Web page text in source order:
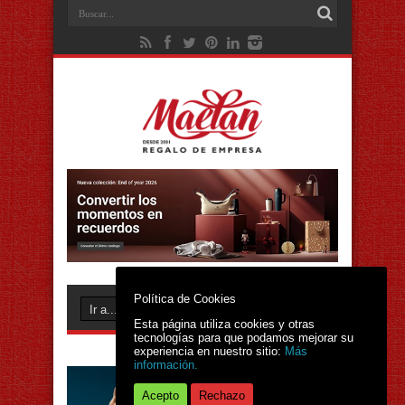
Política de Cookies
Esta página utiliza cookies y otras
tecnologías para que podamos mejorar su
experiencia en nuestro sitio: Más
información.
Acepto Rechazo